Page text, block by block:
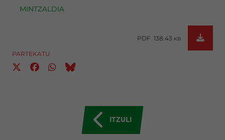
MINTZALDIA
PDF 138.43 KB
PARTEKATU
ITZULI